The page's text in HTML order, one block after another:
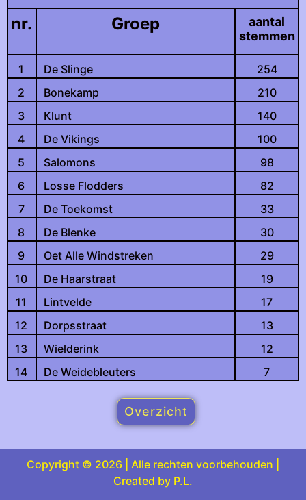
nr.
Groep
aantal
stemmen
1 De Slinge
254
2
Bonekamp
210
3
Klunt
140
4
De Vikings
100
5
Salomons
98
6
Losse Flodders
82
7
De Toekomst
33
8
De Blenke
30
9
Oet Alle Windstreken
29
10
De Haarstraat
19
11
Lintvelde
17
12
Dorpsstraat
13
13
Wielderink
12
14
De Weidebleuters 7
Overzicht
Copyright © 2026 | Alle rechten voorbehouden |
Created by P.L.